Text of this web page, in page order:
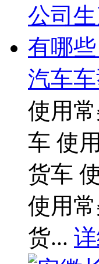
汽车
使用
车 使
货车
使用
货...